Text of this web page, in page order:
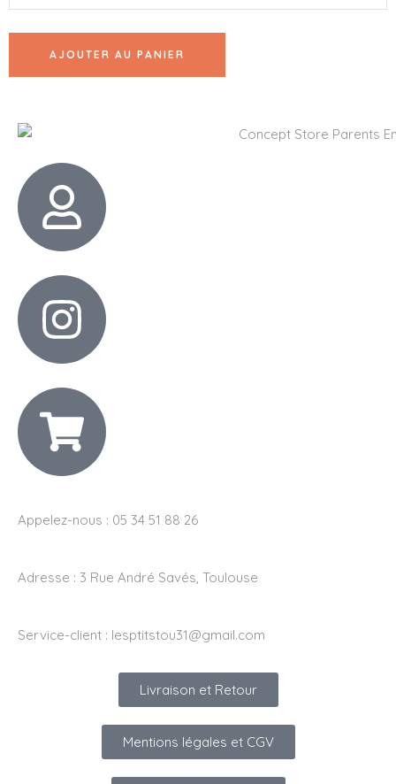
AJOUTER AU PANIER
Appelez-nous : 05 34 51 88 26
Adresse : 3 Rue André Savés, Toulouse
Service-client : lesptitstou31@gmail.com
Livraison et Retour
Mentions légales et CGV